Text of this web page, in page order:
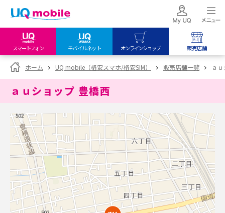
スマートフォン モバイルネット オンラインショップ 販売店舗
my UQ WiMAX
UQ WiMAX ご契約の方
My UQ mobile
UQ mobile
データチャージサイト
UQ mobile
オンラインショップ
UQ WiMAX
UQ mobile
販売店舗
UQ WiMAX
ホーム UQ mobile（格安スマホ/格安SIM） 販売店舗一覧 ａ
ａｕショップ 豊橋西